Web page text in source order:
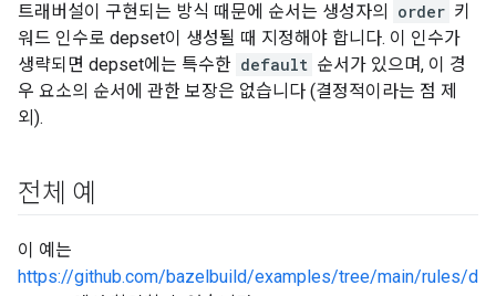
트래버설이 구현되는 방식 때문에 순서는 생성자의 order 키
워드 인수로 depset이 생성될 때 지정해야 합니다. 이 인수가
생략되면 depset에는 특수한 default 순서가 있으며, 이 경
우 요소의 순서에 관한 보장은 없습니다 (결정적이라는 점 제
외).
전체 예
이 예는
https://github.com/bazelbuild/examples/tree/main/rules/d